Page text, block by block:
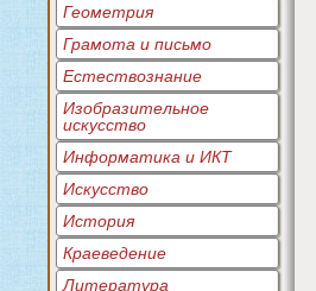
Геометрия
Грамота и письмо
Естествознание
Изобразительное
искусство
Информатика и ИКТ
Искусство
История
Краеведение
Литература